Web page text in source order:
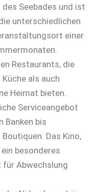
Seebades und ist
unterschiedlichen
einer
Restaurants, die
als auch
Heimat bieten.
Serviceangebot
Banken bis
Das Kino,
besonderes
für Abwechslung